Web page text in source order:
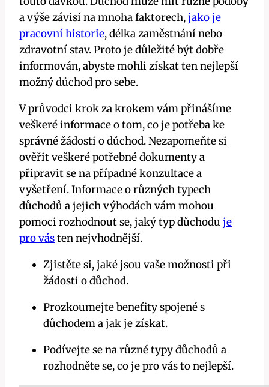
a výše závisí na mnoha faktorech,jako je
pracovní historie, délka zaměstnání nebo
zdravotní stav. Proto je důležité být dobře
informován, abyste mohli získat ten nejlepší
možný důchod pro sebe.
V průvodci krok za krokem vám přinášíme
veškeré informace o tom, co je potřeba ke
správné žádosti o důchod. Nezapomeňte si
ověřit veškeré potřebné dokumenty a
připravit se na případné konzultace a
vyšetření. Informace o různých typech
důchodů a jejich výhodách vám mohou
pomoci rozhodnout se, jaký typ důchodu je
pro vásten nejvhodnější.
Zjistěte si, jaké jsou vaše možnosti při
žádosti o důchod.
Prozkoumejte benefity spojené s
důchodem a jak je získat.
Podívejte se na různé typy důchodů a
rozhodněte se, co je pro vás to nejlepší.